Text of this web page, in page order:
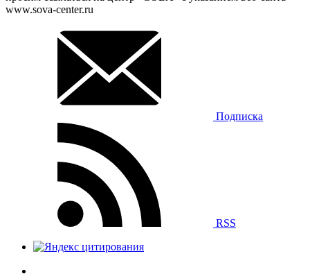
www.sova-center.ru
Подписка
RSS